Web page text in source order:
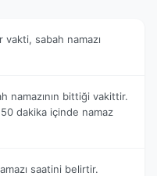
vakti, sabah namazı
namazının bittiği vakittir.
dakika içinde namaz
saatini belirtir.